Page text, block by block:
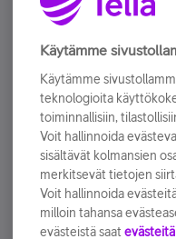
Älä jää paitsi –
Tilaa Telian uutiskirje
sähköpostiisi.
Tilaa nyt
Käytämme
Käytämme
teknologioita
toiminnallisiin,
Voit hallinnoida
sisältävät kolmansien
merkitsevät tietojen
Voit hallinnoida
milloin tahansa
evästeistä saat